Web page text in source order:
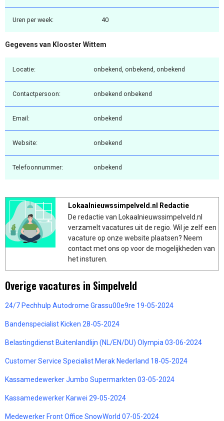
Uren per week: 40
Gegevens van Klooster Wittem
Locatie: onbekend, onbekend, onbekend
Contactpersoon: onbekend onbekend
Email: onbekend
Website: onbekend
Telefoonnummer: onbekend
Lokaalnieuwssimpelveld.nl Redactie
De redactie van Lokaalnieuwssimpelveld.nl
verzamelt vacatures uit de regio. Wil je zelf een
vacature op onze website plaatsen? Neem
contact met ons op voor de mogelijkheden van
het insturen.
Overige vacatures in Simpelveld
24/7 Pechhulp Autodrome Grassu00e9re 19-05-2024
Bandenspecialist Kicken 28-05-2024
Belastingdienst Buitenlandlijn (NL/EN/DU) Olympia 03-06-2024
Customer Service Specialist Merak Nederland 18-05-2024
Kassamedewerker Jumbo Supermarkten 03-05-2024
Kassamedewerker Karwei 29-05-2024
Medewerker Front Office SnowWorld 07-05-2024